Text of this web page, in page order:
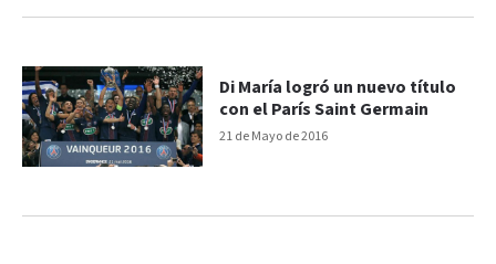
21 de Mayo de 2016
Di María logró un nuevo título
con el París Saint Germain